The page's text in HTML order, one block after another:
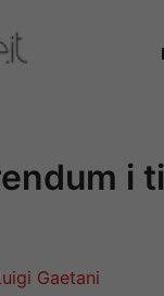
i
Gaetani